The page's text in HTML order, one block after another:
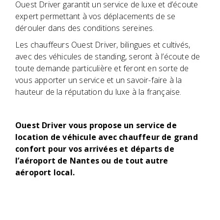
Ouest Driver garantit un service de luxe et d’écoute
expert permettant à vos déplacements de se
dérouler dans des conditions sereines.
Les chauffeurs Ouest Driver, bilingues et cultivés,
avec des véhicules de standing, seront à l’écoute de
toute demande particulière et feront en sorte de
vous apporter un service et un savoir-faire à la
hauteur de la réputation du luxe à la française.
Ouest Driver vous propose un service de
location de véhicule avec chauffeur de grand
confort pour vos arrivées et départs de
l’aéroport de Nantes ou de tout autre
aéroport local.